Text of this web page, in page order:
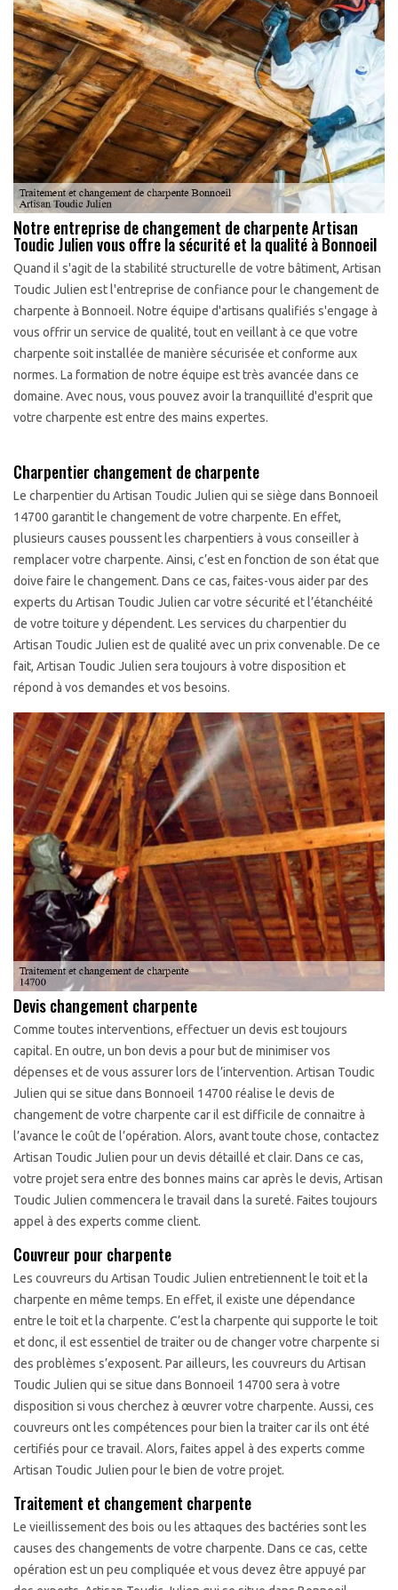
Notre entreprise de changement de charpente Artisan
Toudic Julien vous offre la sécurité et la qualité à Bonnoeil
Quand il s'agit de la stabilité structurelle de votre bâtiment, Artisan
Toudic Julien est l'entreprise de confiance pour le changement de
charpente à Bonnoeil. Notre équipe d'artisans qualifiés s'engage à
vous offrir un service de qualité, tout en veillant à ce que votre
charpente soit installée de manière sécurisée et conforme aux
normes. La formation de notre équipe est très avancée dans ce
domaine. Avec nous, vous pouvez avoir la tranquillité d'esprit que
votre charpente est entre des mains expertes.
Charpentier changement de charpente
Le charpentier du Artisan Toudic Julien qui se siège dans Bonnoeil
14700 garantit le changement de votre charpente. En effet,
plusieurs causes poussent les charpentiers à vous conseiller à
remplacer votre charpente. Ainsi, c’est en fonction de son état que
doive faire le changement. Dans ce cas, faites-vous aider par des
experts du Artisan Toudic Julien car votre sécurité et l’étanchéité
de votre toiture y dépendent. Les services du charpentier du
Artisan Toudic Julien est de qualité avec un prix convenable. De ce
fait, Artisan Toudic Julien sera toujours à votre disposition et
répond à vos demandes et vos besoins.
Devis changement charpente
Comme toutes interventions, effectuer un devis est toujours
capital. En outre, un bon devis a pour but de minimiser vos
dépenses et de vous assurer lors de l’intervention. Artisan Toudic
Julien qui se situe dans Bonnoeil 14700 réalise le devis de
changement de votre charpente car il est difficile de connaitre à
l’avance le coût de l’opération. Alors, avant toute chose, contactez
Artisan Toudic Julien pour un devis détaillé et clair. Dans ce cas,
votre projet sera entre des bonnes mains car après le devis, Artisan
Toudic Julien commencera le travail dans la sureté. Faites toujours
appel à des experts comme client.
Couvreur pour charpente
Les couvreurs du Artisan Toudic Julien entretiennent le toit et la
charpente en même temps. En effet, il existe une dépendance
entre le toit et la charpente. C’est la charpente qui supporte le toit
et donc, il est essentiel de traiter ou de changer votre charpente si
des problèmes s’exposent. Par ailleurs, les couvreurs du Artisan
Toudic Julien qui se situe dans Bonnoeil 14700 sera à votre
disposition si vous cherchez à œuvrer votre charpente. Aussi, ces
couvreurs ont les compétences pour bien la traiter car ils ont été
certifiés pour ce travail. Alors, faites appel à des experts comme
Artisan Toudic Julien pour le bien de votre projet.
Traitement et changement charpente
Le vieillissement des bois ou les attaques des bactéries sont les
causes des changements de votre charpente. Dans ce cas, cette
opération est un peu compliquée et vous devez être appuyé par